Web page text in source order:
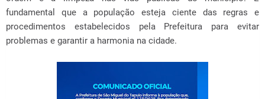
fundamental que a população esteja ciente das regras e
procedimentos estabelecidos pela Prefeitura para evitar
problemas e garantir a harmonia na cidade.